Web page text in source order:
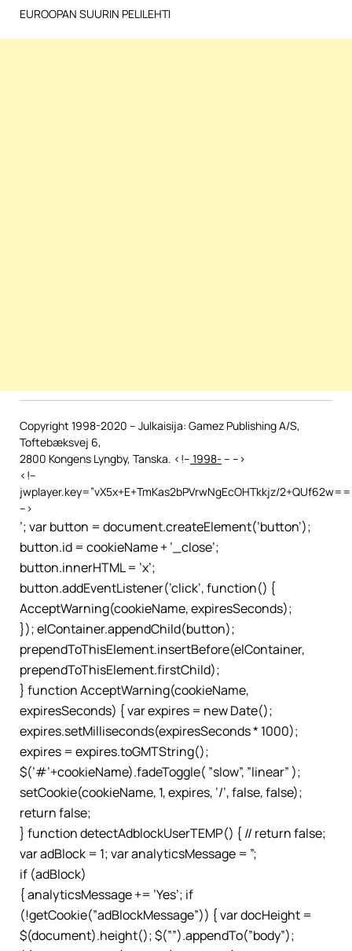
EUROOPAN SUURIN PELILEHTI
Copyright 1998-2020 – Julkaisija: Gamez Publishing A/S,
Toftebæksvej 6,
2800 Kongens Lyngby, Tanska. <!– 1998- – –>
<!–
jwplayer.key=”vX5x+E+TmKas2bPVrwNgEcOHTkkjz/
–>
’; var button = document.createElement(’button’);
button.id = cookieName + ’_close’;
button.innerHTML = ’x’;
button.addEventListener(’click’, function() {
AcceptWarning(cookieName, expiresSeconds);
}); elContainer.appendChild(button);
prependToThisElement.insertBefore(elContainer,
prependToThisElement.firstChild);
} function AcceptWarning(cookieName,
expiresSeconds) { var expires = new Date();
expires.setMilliseconds(expiresSeconds * 1000);
expires = expires.toGMTString();
$(’#’+cookieName).fadeToggle( ”slow”, ”linear” );
setCookie(cookieName, 1, expires, ’/’, false, false);
return false;
} function detectAdblockUserTEMP() { // return false;
var adBlock = 1; var analyticsMessage = ”;
if (adBlock)
{ analyticsMessage += ’Yes’; if
(!getCookie(”adBlockMessage”)) { var docHeight =
$(document).height(); $(””).appendTo(”body”);